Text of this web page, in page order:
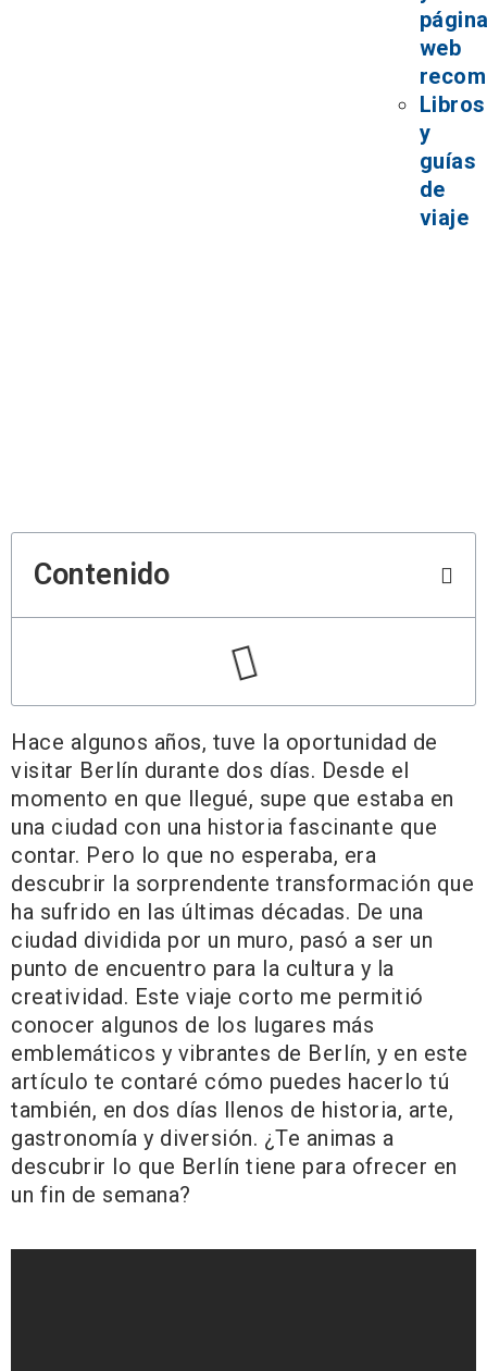
web
Libros
y
guías
de
viaje
Contenido
Hace algunos años, tuve la oportunidad de
visitar Berlín durante dos días. Desde el
momento en que llegué, supe que estaba en
una ciudad con una historia fascinante que
contar. Pero lo que no esperaba, era
descubrir la sorprendente transformación que
ha sufrido en las últimas décadas. De una
ciudad dividida por un muro, pasó a ser un
punto de encuentro para la cultura y la
creatividad. Este viaje corto me permitió
conocer algunos de los lugares más
emblemáticos y vibrantes de Berlín, y en este
artículo te contaré cómo puedes hacerlo tú
también, en dos días llenos de historia, arte,
gastronomía y diversión. ¿Te animas a
descubrir lo que Berlín tiene para ofrecer en
un fin de semana?